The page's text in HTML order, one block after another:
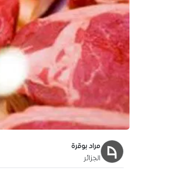
مراد بوقرة
الجزائر